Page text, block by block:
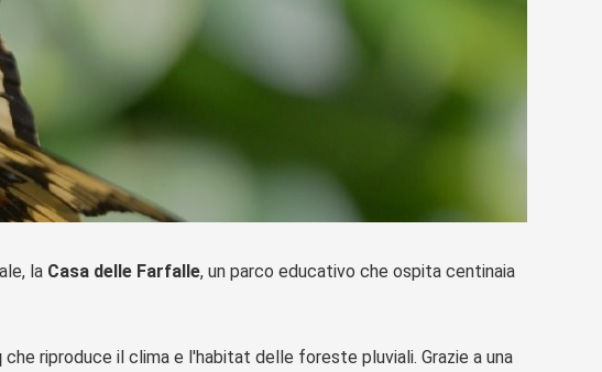
la Casa delle Farfalle, un parco educativo che ospita centinaia
che riproduce il clima e l'habitat delle foreste pluviali. Grazie a una